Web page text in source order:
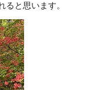
ると思います。